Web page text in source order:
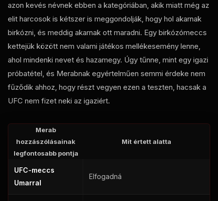
azon kevés névnek ebben a kategóriában, akik miatt még az
elit harcosok is kétszer is meggondolják, hogy hol akarnak
birkózni, és meddig akarnak ott maradni. Egy birkózómeccs
kettejük között nem valami játékos mellékesemény lenne,
ahol mindenki nevet és hazamegy. Úgy tűnne, mint egy igazi
próbatétel, és Merabnak egyértelműen semmi érdeke nem
fűződik ahhoz, hogy részt vegyen ezen a teszten, hacsak a
UFC nem fizet neki az igaziért.
Merab
hozzászólásainak
legfontosabb pontja
Mit értett alatta
UFC-meccs
Umarral
Elfogadná